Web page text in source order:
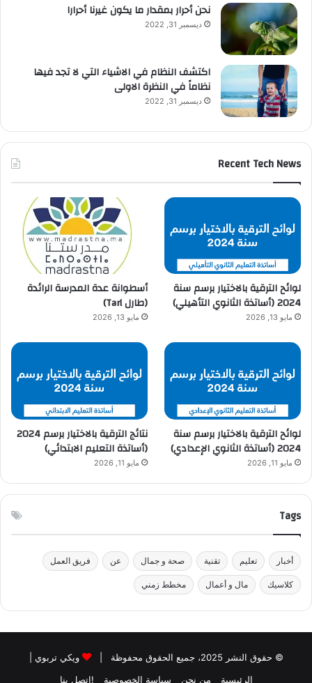
نحن أحرار بمقدار ما يكون غيرنا أحرارا
ديسمبر 31, 2022
اكتشف النظام في الاشياء التي لا تجد فيها
نظاماً في النظرة الاولى
ديسمبر 31, 2022
Recent Tech News
لوائح الترقية بالاختيار برسم سنة
2024 (أساتذة الثانوي التأهيلي)
مايو 13, 2026
أسطوانة عدة المدرسة الرائدة
(طارل Tarl)
مايو 13, 2026
لوائح الترقية بالاختيار برسم سنة
2024 (أساتذة الثانوي الإعدادي)
مايو 11, 2026
نتائج الترقية بالاختيار برسم 2024
(أساتذة التعليم الابتدائي)
مايو 11, 2026
Tags
أخبار تعليم تقنية صحة و جمال عن فريق العمل
كلاسيك مال و أعمال مخطط زمني
© حقوق النشر 2025، جميع الحقوق محفوظة | ويكي تربوي
الرئيسية
من نحن سياسة الخصوصية !اتصل بنا